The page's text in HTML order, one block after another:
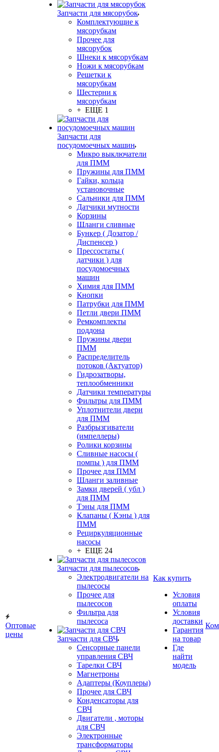
Оптовые
цены
Запчасти для мясорубок
Комплектующие к
мясорубкам
Прочее для
мясорубок
Шнеки к мясорубкам
Ножи к мясорубкам
Решетки к
мясорубкам
Шестерни к
мясорубкам
+ ЕЩЕ 1
Запчасти для
посудомоечных машин
Микро выключатели
для ПММ
Пружины для ПММ
Гайки, кольца
установочные
Сальники для ПММ
Датчики мутности
Корзины
Шланги сливные
Бункер ( Дозатор /
Диспенсер )
Прессостаты (
датчики ) для
посудомоечных
машин
Химия для ПММ
Кнопки
Патрубки для ПММ
Петли двери ПММ
Ремкомплекты
поддона
Пружины двери
ПММ
Распределитель
потоков (Актуатор)
Гидрозатворы,
теплообменники
Датчики температуры
Фильтры для ПММ
Уплотнители двери
для ПММ
Разбрызгиватели
(импеллеры)
Ролики корзины
Сливные насосы (
помпы ) для ПММ
Прочее для ПММ
Шланги заливные
Замки дверей ( убл )
для ПММ
Тэны для ПММ
Клапаны ( Кэны ) для
ПММ
Рециркуляционные
насосы
+ ЕЩЕ 24
Запчасти для пылесосов
Электродвигатели на
пылесосы
Прочее для
пылесосов
Фильтра для
пылесоса
Запчасти для СВЧ
Сенсорные панели
управления СВЧ
Тарелки СВЧ
Магнетроны
Адаптеры (Коуплеры)
Прочее для СВЧ
Конденсаторы для
СВЧ
Двигатели , моторы
для СВЧ
Электронные
трансформаторы
Как купить
Условия
оплаты
Условия
доставки
Гарантия
на товар
Где
найти
модель